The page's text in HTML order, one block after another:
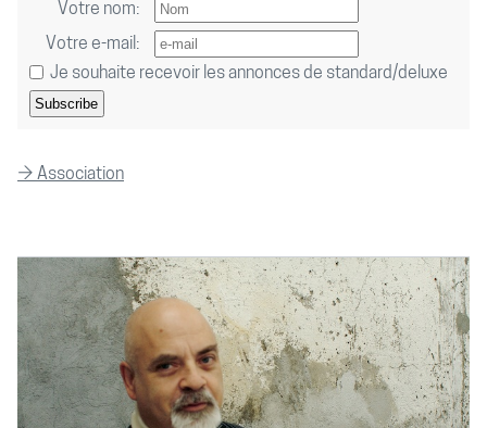
Votre nom:
Votre e-mail:
Je souhaite recevoir les annonces de standard/deluxe
Subscribe
→ Association